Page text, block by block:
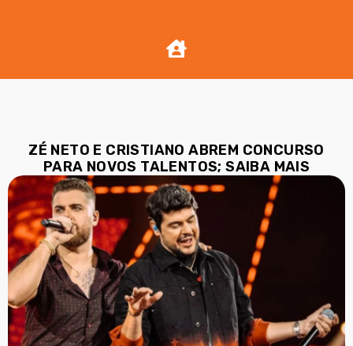
ZÉ NETO E CRISTIANO ABREM CONCURSO
PARA NOVOS TALENTOS; SAIBA MAIS